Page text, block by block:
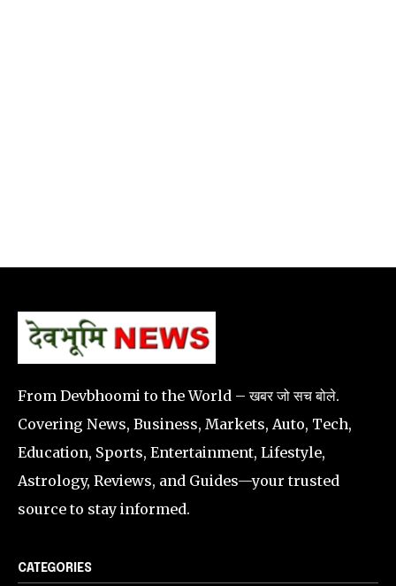
From Devbhoomi to the World – खबर जो सच बोले.
Covering News, Business, Markets, Auto, Tech,
Education, Sports, Entertainment, Lifestyle,
Astrology, Reviews, and Guides—your trusted
source to stay informed.
CATEGORIES